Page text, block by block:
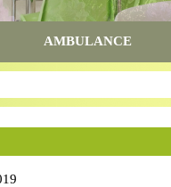
AMBULANCE